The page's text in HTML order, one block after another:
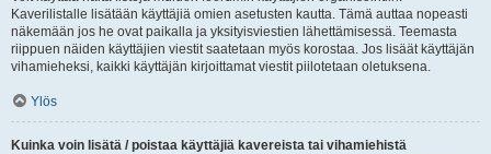
Kaverilistalle lisätään käyttäjiä omien asetusten kautta. Tämä auttaa nopeasti
näkemään jos he ovat paikalla ja yksityisviestien lähettämisessä. Teemasta
riippuen näiden käyttäjien viestit saatetaan myös korostaa. Jos lisäät käyttäjän
vihamieheksi, kaikki käyttäjän kirjoittamat viestit piilotetaan oletuksena.
Ylös
Kuinka voin lisätä / poistaa käyttäjiä kavereista tai vihamiehistä